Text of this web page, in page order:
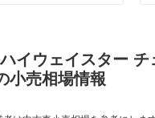
イウェイスター
小売相場情報